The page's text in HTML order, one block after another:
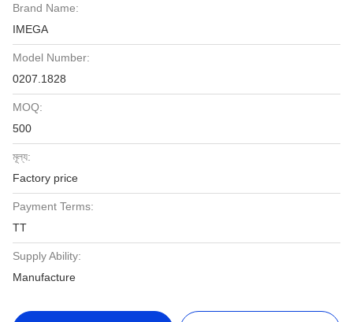
Brand Name:
IMEGA
Model Number:
0207.1828
MOQ:
500
মূল্য:
Factory price
Payment Terms:
TT
Supply Ability:
Manufacture